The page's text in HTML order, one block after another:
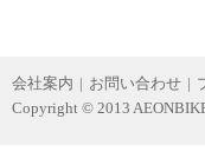
会社案内 | お問い合わせ |
Copyright © 2013